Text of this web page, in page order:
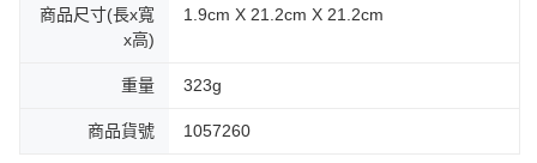
商品尺寸(長x寬
x高)
1.9cm X 21.2cm X 21.2cm
重量 323g
商品貨號 1057260